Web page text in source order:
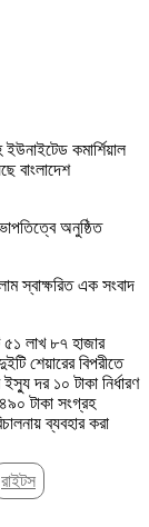
বাংলাদেশ
অনুষ্ঠিত
স্বাক্ষরিত এক সংবাদ
৫১ লাখ ৮৭ হাজার
শেয়ারের বিপরীতে
দর ১০ টাকা নির্ধারণ
টাকা সংগ্রহ
ব্যবহার করা
রাইটস